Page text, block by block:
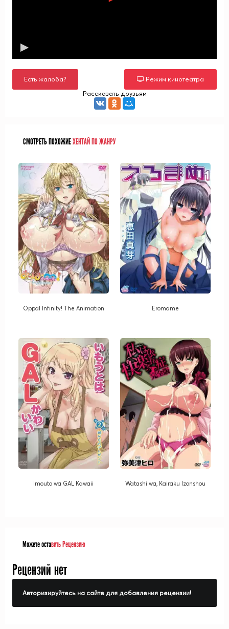
Есть жалоба?
Режим кинотеатра
Рассказать друзьям
СМОТРЕТЬ ПОХОЖИЕХЕНТАЙ ПО ЖАНРУ
OppaI Infinity! The Animation Eromame
Imouto wa GAL Kawaii Watashi wa, Kairaku Izonshou
Можете оставить Рецензию
Рецензий нет
Авторизируйтесь на сайте для добавления рецензии!